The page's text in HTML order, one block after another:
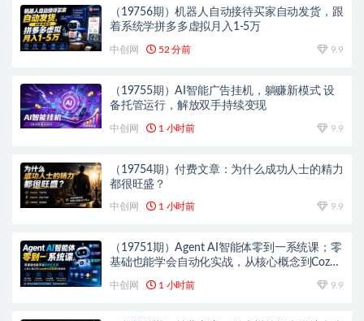
（19756期）机器人自动接待买家自动发货，跟
着系统学拼多多虚拟月入1-5万
中创网 52 分前 9.9
（19755期）AI智能广告挂机，躺赚新模式 设
备托管运行，解放双手持续变现
中创网 1 小时前 9.9
（19754期）付费文章：为什么成功人士的精力
都很旺盛？
中创网 1 小时前 9.9
（19751期）Agent AI智能体零到一系统课；零
基础也能学会自动化实战，从核心概念到Coze
中创网 1 小时前 9.9